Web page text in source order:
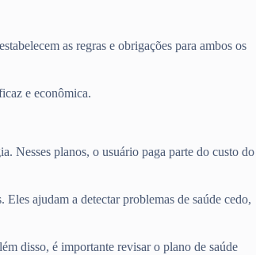
as regras e obrigações para ambos os
e econômica.
Nesses planos, o usuário paga parte do custo do
ajudam a detectar problemas de saúde cedo,
disso, é importante revisar o plano de saúde